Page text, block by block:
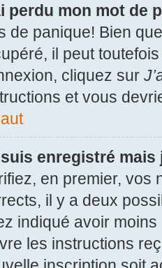
perdu mon mot de
de panique! Bien
il peut
cliquez sur
et vous
enregistré mais
en premier, vos
il y a deux
indiqué avoir
les instructions